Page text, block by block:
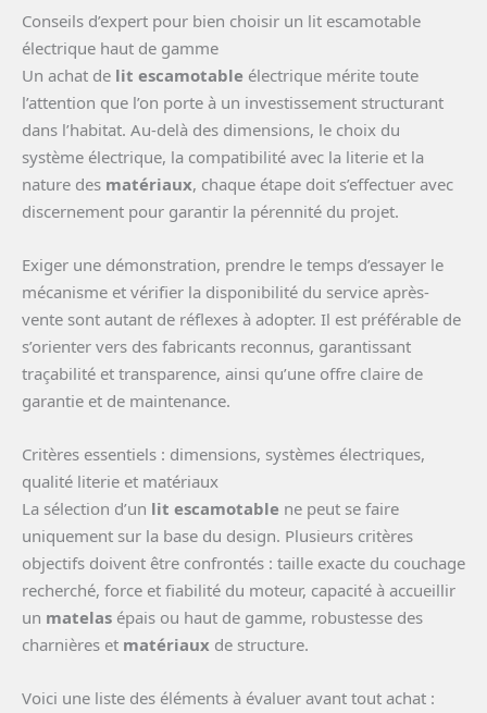
Conseils d’expert pour bien choisir un lit escamotable
électrique haut de gamme
Un achat de lit escamotable électrique mérite toute
l’attention que l’on porte à un investissement structurant
dans l’habitat. Au-delà des dimensions, le choix du
système électrique, la compatibilité avec la literie et la
nature des matériaux, chaque étape doit s’effectuer avec
discernement pour garantir la pérennité du projet.
Exiger une démonstration, prendre le temps d’essayer le
mécanisme et vérifier la disponibilité du service après-
vente sont autant de réflexes à adopter. Il est préférable de
s’orienter vers des fabricants reconnus, garantissant
traçabilité et transparence, ainsi qu’une offre claire de
garantie et de maintenance.
Critères essentiels : dimensions, systèmes électriques,
qualité literie et matériaux
La sélection d’un lit escamotable ne peut se faire
uniquement sur la base du design. Plusieurs critères
objectifs doivent être confrontés : taille exacte du couchage
recherché, force et fiabilité du moteur, capacité à accueillir
un matelas épais ou haut de gamme, robustesse des
charnières et matériaux de structure.
Voici une liste des éléments à évaluer avant tout achat :